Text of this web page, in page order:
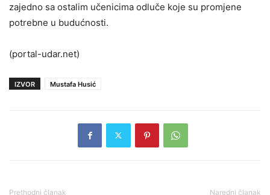
zajedno sa ostalim učenicima odluče koje su promjene
potrebne u budućnosti.
(portal-udar.net)
IZVOR Mustafa Husić
Prethodni članak Naredni članak